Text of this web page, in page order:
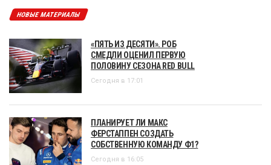
НОВЫЕ МАТЕРИАЛЫ
«ПЯТЬ ИЗ ДЕСЯТИ». РОБ
СМЕДЛИ ОЦЕНИЛ ПЕРВУЮ
ПОЛОВИНУ СЕЗОНА RED BULL
Сегодня в 17:01
ПЛАНИРУЕТ ЛИ МАКС
ФЕРСТАППЕН СОЗДАТЬ
СОБСТВЕННУЮ КОМАНДУ Ф1?
Сегодня в 16:05